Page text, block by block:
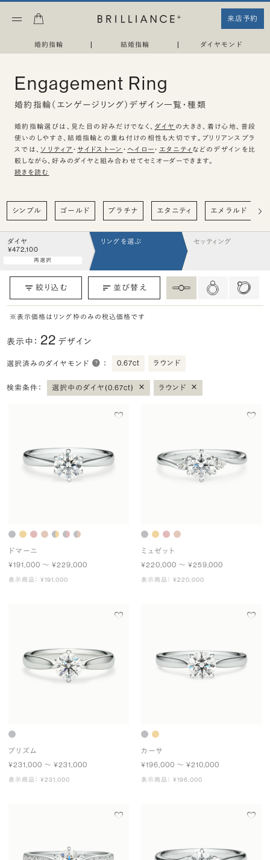
来店予約
婚約指輪 | 結婚指輪 | ダイヤモンド
Engagement Ring
婚約指輪（エンゲージリング）デザイン一覧・種類
婚約指輪選びは、見た目の好みだけでなく、 ダイヤ の大きさ、着け心地、普段
使いのしやすさ、結婚指輪との重ね付けの相性も大切です。ブリリアンスプラ
スでは、 ソリティア ・ サイドストーン ・ ヘイロー・ エタニティ などのデザインを比
較しながら、好みのダイヤと組み合わせてセミオーダーできます。
続きを読む
シンプル ゴールド プラチナ エタニティ エメラルド
ダイヤ
¥472,100
再選択
リングを選ぶ セッティング
絞り込む 並び替え
※表示価格はリング枠のみの税込価格です
表示中： 22 デザイン
選択済みのダイヤモンド ： 0.67ct ラウンド
検索条件： 選択中のダイヤ(0.67ct) × ラウンド ×
ドマーニ
¥191,000 〜 ¥229,000
表示商品： ¥191,000
ミュゼット
¥220,000 〜 ¥259,000
表示商品： ¥220,000
プリズム
¥231,000 〜 ¥231,000
表示商品： ¥231,000
カーサ
¥196,000 〜 ¥210,000
表示商品： ¥196,000